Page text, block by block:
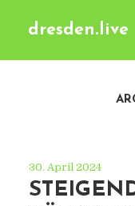
dresden.live
30. April 2024